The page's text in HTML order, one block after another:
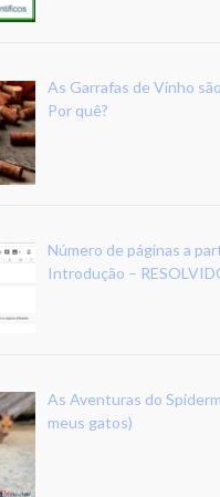
As Garrafas de Vinho
Por quê?
Número de páginas a
Introdução –
As Aventuras do
meus gatos)